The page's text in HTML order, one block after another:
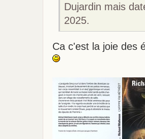
Dujardin mais
2025.
Ca c'est la joie des